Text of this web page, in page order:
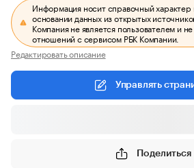
Информация носит справочный характер
основании данных из открытых
Компания не является пользователем и
отношений с сервисом РБК Компании.
Редактировать описание
Управлять
Поделиться